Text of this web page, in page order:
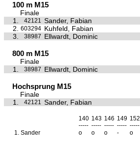
100 m M15
Finale
1.
42121 Sander, Fabian
2.
603294 Kuhfeld, Fabian
3.
38987 Ellwardt, Dominic
800 m M15
Finale
1.
38987 Ellwardt, Dominic
Hochsprung M15
Finale
1.
42121 Sander, Fabian
140 143 146 149 152
----- ----- ----- ----- -----
1. Sander o o o - o